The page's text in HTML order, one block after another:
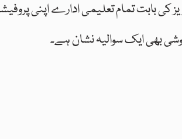
بابت تمام تعلیمی ادارے اپنی
بھی ایک سوالیہ نشان ہے۔